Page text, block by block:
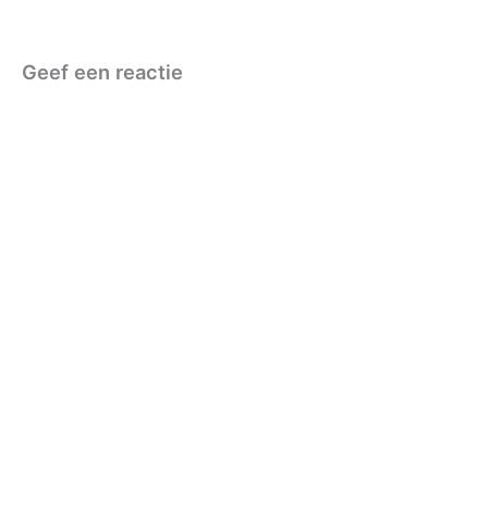
Geef een reactie